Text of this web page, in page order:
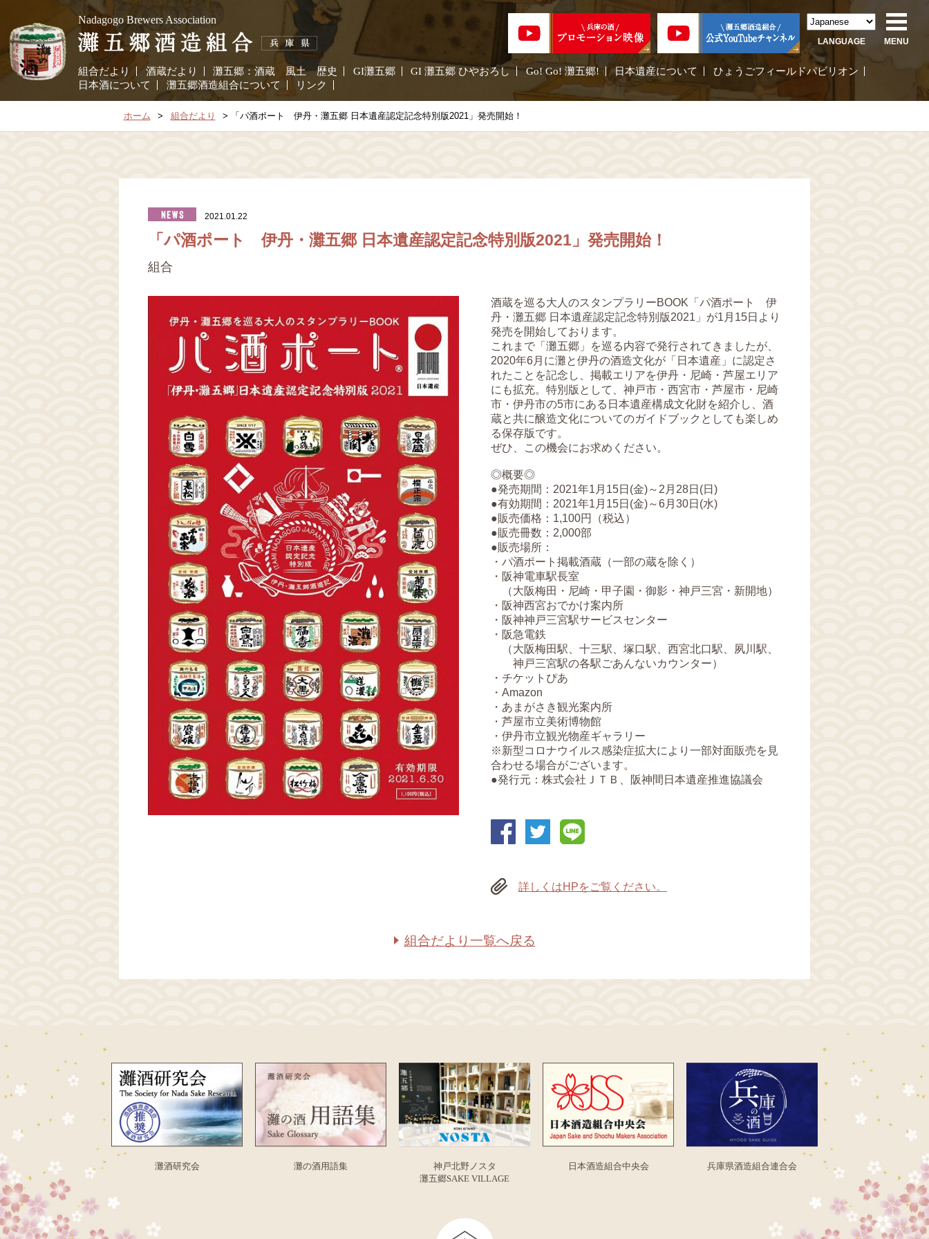
Nadagogo Brewers Association
組合だより 酒蔵だより 灘五郷：酒蔵 風土 歴史 GI灘五郷 GI 灘五郷 ひやおろし Go! Go! 灘五郷! 日本遺産について
ひょうごフィールドパビリオン
日本酒について
灘五郷酒造組合について リンク
LANGUAGE MENU
ホーム 組合だより 「パ酒ポート 伊丹・灘五郷 日本遺産認定記念特別版2021」発売開始！
2021.01.22
「パ酒ポート 伊丹・灘五郷 日本遺産認定記念特別版2021」発売開始！
組合
酒蔵を巡る大人のスタンプラリーBOOK「パ酒ポート 伊
丹・灘五郷 日本遺産認定記念特別版2021」が1月15日より
発売を開始しております。
これまで「灘五郷」を巡る内容で発行されてきましたが、
2020年6月に灘と伊丹の酒造文化が「日本遺産」に認定さ
れたことを記念し、掲載エリアを伊丹・尼崎・芦屋エリア
にも拡充。特別版として、神戸市・西宮市・芦屋市・尼崎
市・伊丹市の5市にある日本遺産構成文化財を紹介し、酒
蔵と共に醸造文化についてのガイドブックとしても楽しめ
る保存版です。
ぜひ、この機会にお求めください。
◎概要◎
●発売期間：2021年1月15日(金)～2月28日(日)
●有効期間：2021年1月15日(金)～6月30日(水)
●販売価格：1,100円（税込）
●販売冊数：2,000部
●販売場所：
・パ酒ポート掲載酒蔵（一部の蔵を除く）
・阪神電車駅長室
（大阪梅田・尼崎・甲子園・御影・神戸三宮・新開地）
・阪神西宮おでかけ案内所
・阪神神戸三宮駅サービスセンター
・阪急電鉄
（大阪梅田駅、十三駅、塚口駅、西宮北口駅、夙川駅、
神戸三宮駅の各駅ごあんないカウンター）
・チケットぴあ
・Amazon
・あまがさき観光案内所
・芦屋市立美術博物館
・伊丹市立観光物産ギャラリー
※新型コロナウイルス感染症拡大により一部対面販売を見
合わせる場合がございます。
●発行元：株式会社ＪＴＢ、阪神間日本遺産推進協議会
詳しくはHPをご覧ください。
組合だより一覧へ戻る
灘酒研究会 灘の酒用語集
神戸北野ノスタ
灘五郷SAKE VILLAGE
日本酒造組合中央会 兵庫県酒造組合連合会